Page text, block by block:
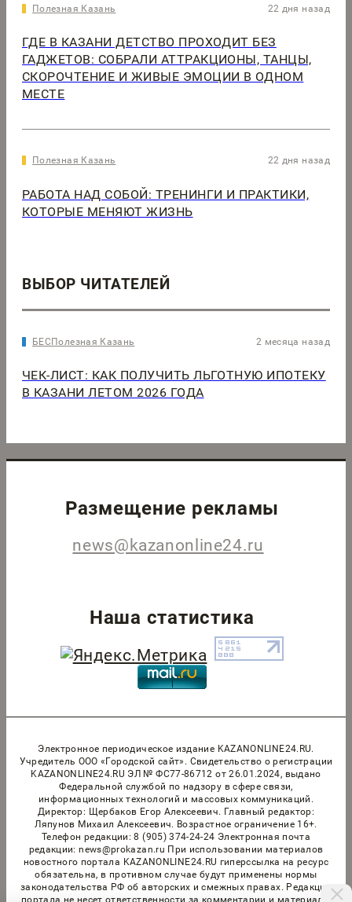
Полезная Казань 22 дня назад
ГДЕ В КАЗАНИ ДЕТСТВО ПРОХОДИТ БЕЗ
ГАДЖЕТОВ: СОБРАЛИ АТТРАКЦИОНЫ, ТАНЦЫ,
СКОРОЧТЕНИЕ И ЖИВЫЕ ЭМОЦИИ В ОДНОМ
МЕСТЕ
Полезная Казань 22 дня назад
РАБОТА НАД СОБОЙ: ТРЕНИНГИ И ПРАКТИКИ,
КОТОРЫЕ МЕНЯЮТ ЖИЗНЬ
ВЫБОР ЧИТАТЕЛЕЙ
БЕСПолезная Казань 2 месяца назад
ЧЕК-ЛИСТ: КАК ПОЛУЧИТЬ ЛЬГОТНУЮ ИПОТЕКУ
В КАЗАНИ ЛЕТОМ 2026 ГОДА
Размещение рекламы
news@kazanonline24.ru
Наша статистика
Электронное периодическое издание KAZANONLINE24.RU.
Учредитель ООО «Городской сайт». Cвидетельство о регистрации
KAZANONLINE24.RU ЭЛ № ФС77-86712 от 26.01.2024, выдано
Федеральной службой по надзору в сфере связи,
информационных технологий и массовых коммуникаций.
Директор: Щербаков Егор Алексеевич. Главный редактор:
Ляпунов Михаил Алексеевич. Возрастное ограничение 16+.
Телефон редакции: 8 (905) 374-24-24 Электронная почта
редакции: news@prokazan.ru При использовании материалов
новостного портала KAZANONLINE24.RU гиперссылка на ресурс
обязательна, в противном случае будут применены нормы
законодательства РФ об авторских и смежных правах. Редакция
портала не несет ответственности за комментарии и материалы